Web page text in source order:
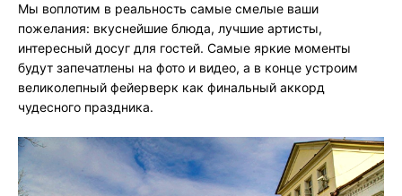
Мы воплотим в реальность самые смелые ваши
пожелания: вкуснейшие блюда, лучшие артисты,
интересный досуг для гостей. Самые яркие моменты
будут запечатлены на фото и видео, а в конце устроим
великолепный фейерверк как финальный аккорд
чудесного праздника.